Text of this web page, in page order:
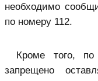
необходимо
по номеру 112.
Кроме того, по
запрещено